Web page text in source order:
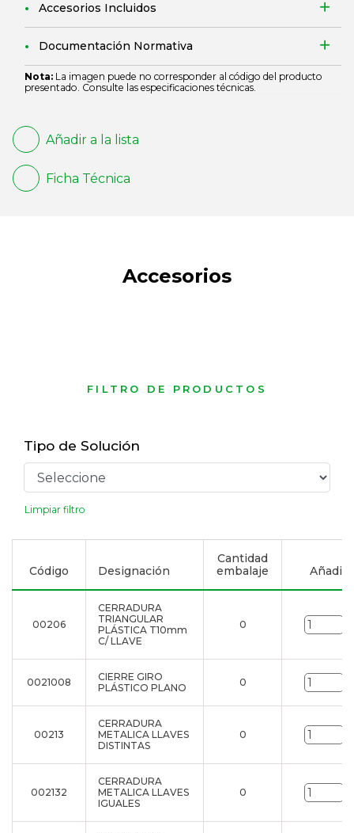
Accesorios Incluidos
Documentación Normativa
Nota: La imagen puede no corresponder al código del producto
presentado. Consulte las especificaciones técnicas.
Añadir a la lista
Ficha Técnica
Accesorios
FILTRO DE PRODUCTOS
Tipo de Solución
Limpiar filtro
Código Designación
Cantidad
embalaje
Añadir
00206
CERRADURA
TRIANGULAR
PLÁSTICA T10mm
C/ LLAVE
0
0021008
CIERRE GIRO
PLÁSTICO PLANO
0
00213
CERRADURA
METALICA LLAVES
DISTINTAS
0
002132
CERRADURA
METALICA LLAVES
IGUALES
0